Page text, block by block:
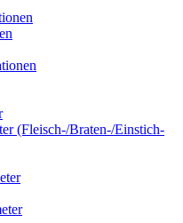
(Fleisch-/Braten-/Einstich-